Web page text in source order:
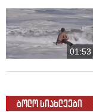
01:53
ბოლო სიახლეები